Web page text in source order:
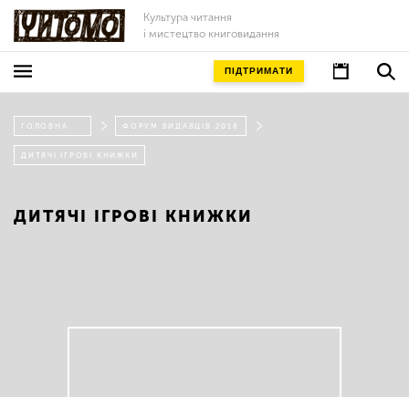
Культура читання
і мистецтво книговидання
ПІДТРИМАТИ
ГОЛОВНА ФОРУМ ВИДАВЦІВ 2018
ДИТЯЧІ ІГРОВІ КНИЖКИ
ДИТЯЧІ ІГРОВІ КНИЖКИ